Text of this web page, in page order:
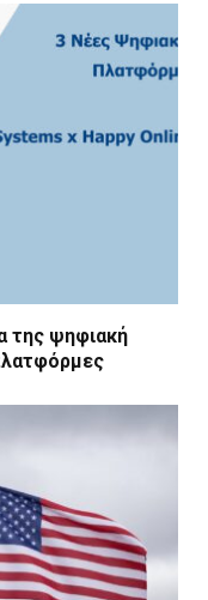
της ψηφιακή